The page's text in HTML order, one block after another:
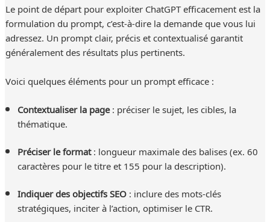
Le point de départ pour exploiter ChatGPT efficacement est la
formulation du prompt, c’est-à-dire la demande que vous lui
adressez. Un prompt clair, précis et contextualisé garantit
généralement des résultats plus pertinents.
Voici quelques éléments pour un prompt efficace :
Contextualiser la page: préciser le sujet, les cibles, la
thématique.
Préciser le format: longueur maximale des balises (ex. 60
caractères pour le titre et 155 pour la description).
Indiquer des objectifs SEO: inclure des mots-clés
stratégiques, inciter à l’action, optimiser le CTR.